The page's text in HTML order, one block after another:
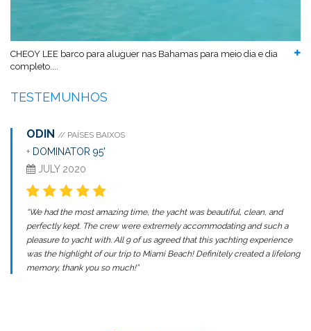
CHEOY LEE barco para aluguer nas Bahamas para meio dia e dia
completo....
TESTEMUNHOS
ODIN // PAÍSES BAIXOS
+ DOMINATOR 95'
JULY 2020
“We had the most amazing time, the yacht was beautiful, clean, and
perfectly kept. The crew were extremely accommodating and such a
pleasure to yacht with. All 9 of us agreed that this yachting experience
was the highlight of our trip to Miami Beach! Definitely created a lifelong
memory, thank you so much!”